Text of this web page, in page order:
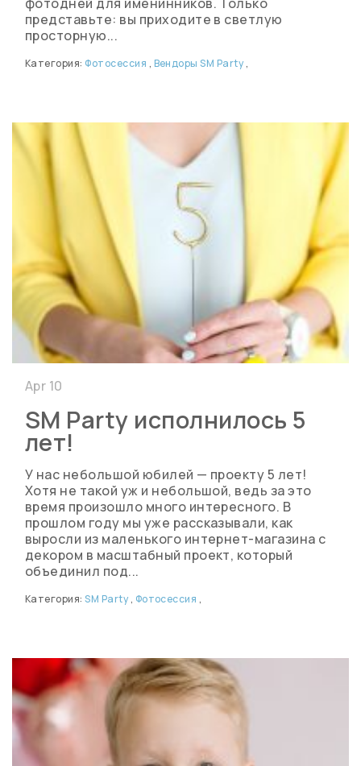
представьте: вы приходите в светлую
просторную...
Категория: Фотосессия , Вендоры SM Party,
SM Party исполнилось 5
лет!
У нас небольшой юбилей — проекту 5 лет!
Хотя не такой уж и небольшой, ведь за это
время произошло много интересного. В
прошлом году мы уже рассказывали, как
выросли из маленького интернет-магазина с
декором в масштабный проект, который
объединил под...
Apr 10
Категория:SM Party, Фотосессия ,